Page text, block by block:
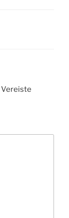
Vereiste